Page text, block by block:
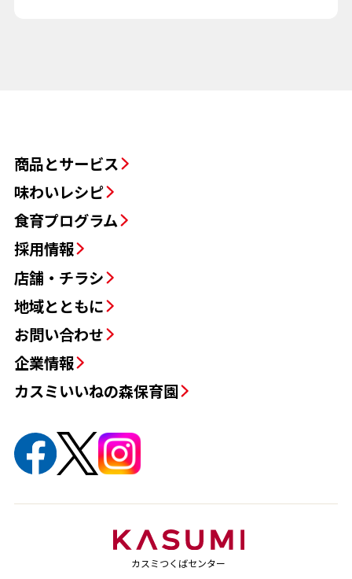
商品とサービス
味わいレシピ
食育プログラム
採用情報
店舗・チラシ
地域とともに
お問い合わせ
企業情報
カスミいいねの森保育園
カスミつくばセンター